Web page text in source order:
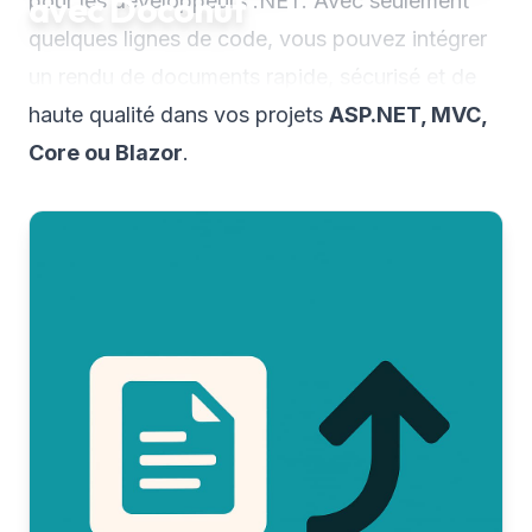
quelques lignes de code, vous pouvez intégrer
haute qualité dans vos projets ASP.NET, MVC,
Core ou Blazor.